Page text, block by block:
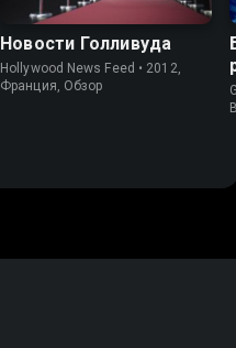
Новости Голливуда
Hollywood News Feed • 2012,
Франция, Обзор